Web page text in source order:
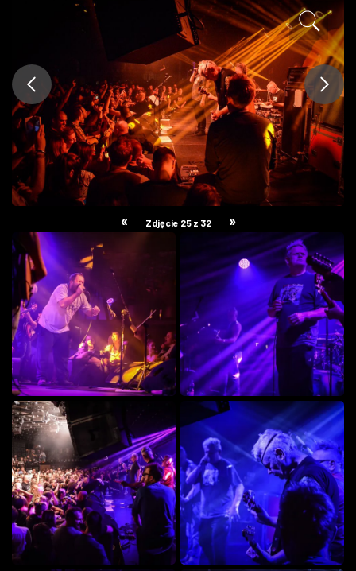
« Zdjęcie 25 z 32 »